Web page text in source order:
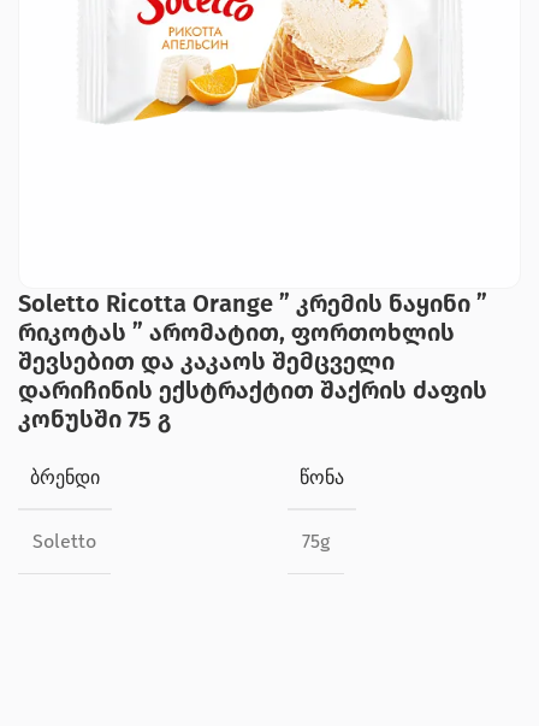
Soletto Ricotta Orange ” კრემის ნაყინი ”
რიკოტას ” არომატით, ფორთოხლის
შევსებით და კაკაოს შემცველი
დარიჩინის ექსტრაქტით შაქრის ძაფის
კონუსში 75 გ
ᲑᲠᲔᲜᲓᲘ
Soletto
ᲬᲝᲜᲐ
75g